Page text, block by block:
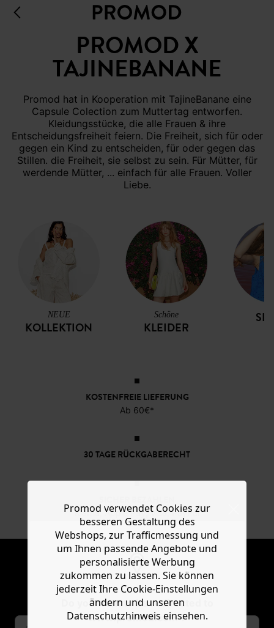
Do you want to be redirected to
www.promod.com ?
PROMOD X
TAJINEBANANE
Promod hat in Kooperation mit TajineBanane eine
Capsule Colection zum Muttertag entworfen.
Kleidungsstücke, die alle Frauen & ihre
Entscheidungsfreiheit feiern. Die Freiheit, sich für oder
gegen ein Kind zu entscheiden, für oder gegen das
Stillen. die Freiheit, sie selbst zu sein. Für Mütter, für
werdende Mütter, ... einfach für alle Frauen. Voller
Liebe.
NEUE
KOLLEKTION
Schöne
KLEIDER
KOSTENFREIE LIEFERUNG
Ab 60€*
30 TAGE RÜCKGABERECHT
Klarna, Apple Pay, Visa, PayPal
NEWSLETTER
Mode-news und angebote von promod
erhalten
Promod verwendet Cookies zur
besseren Gestaltung des
Webshops, zur Trafficmessung und
um Ihnen passende Angebote und
personalisierte Werbung
zukommen zu lassen. Sie können
jederzeit Ihre Cookie-Einstellungen
ändern und unseren
Datenschutzhinweis einsehen.